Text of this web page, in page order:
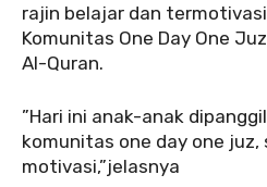
rajin belajar dan
Komunitas One Day One
Al-Quran.
‎‎”Hari ini anak-anak
komunitas one day one juz,
motivasi,”jelasnya